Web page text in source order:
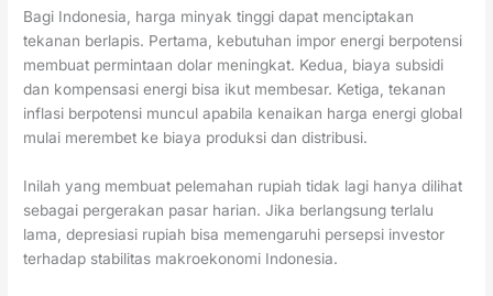
Bagi Indonesia, harga minyak tinggi dapat menciptakan
tekanan berlapis. Pertama, kebutuhan impor energi berpotensi
membuat permintaan dolar meningkat. Kedua, biaya subsidi
dan kompensasi energi bisa ikut membesar. Ketiga, tekanan
inflasi berpotensi muncul apabila kenaikan harga energi global
mulai merembet ke biaya produksi dan distribusi.
Inilah yang membuat pelemahan rupiah tidak lagi hanya dilihat
sebagai pergerakan pasar harian. Jika berlangsung terlalu
lama, depresiasi rupiah bisa memengaruhi persepsi investor
terhadap stabilitas makroekonomi Indonesia.